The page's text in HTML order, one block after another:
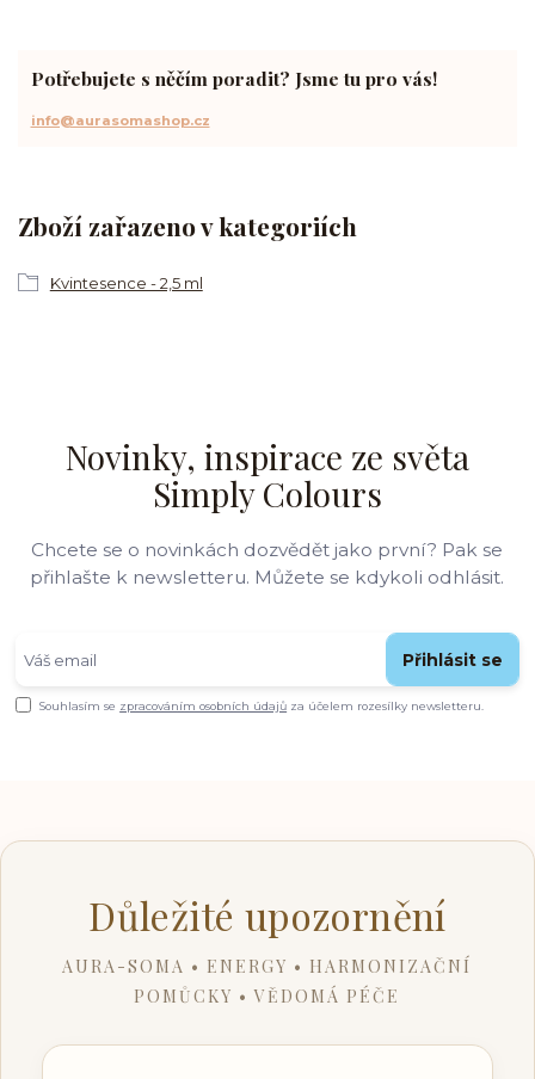
Zboží zařazeno v kategoriích
Kvintesence - 2,5 ml
Potřebujete s něčím poradit? Jsme tu pro vás!
info@aurasomashop.cz
Novinky, inspirace ze světa
Simply Colours
Chcete se o novinkách dozvědět jako první? Pak se
přihlašte k newsletteru. Můžete se kdykoli odhlásit.
Přihlásit se
Souhlasím se zpracováním osobních údajů za účelem rozesílky newsletteru.
Důležité upozornění
AURA-SOMA • ENERGY • HARMONIZAČNÍ
POMŮCKY • VĚDOMÁ PÉČE